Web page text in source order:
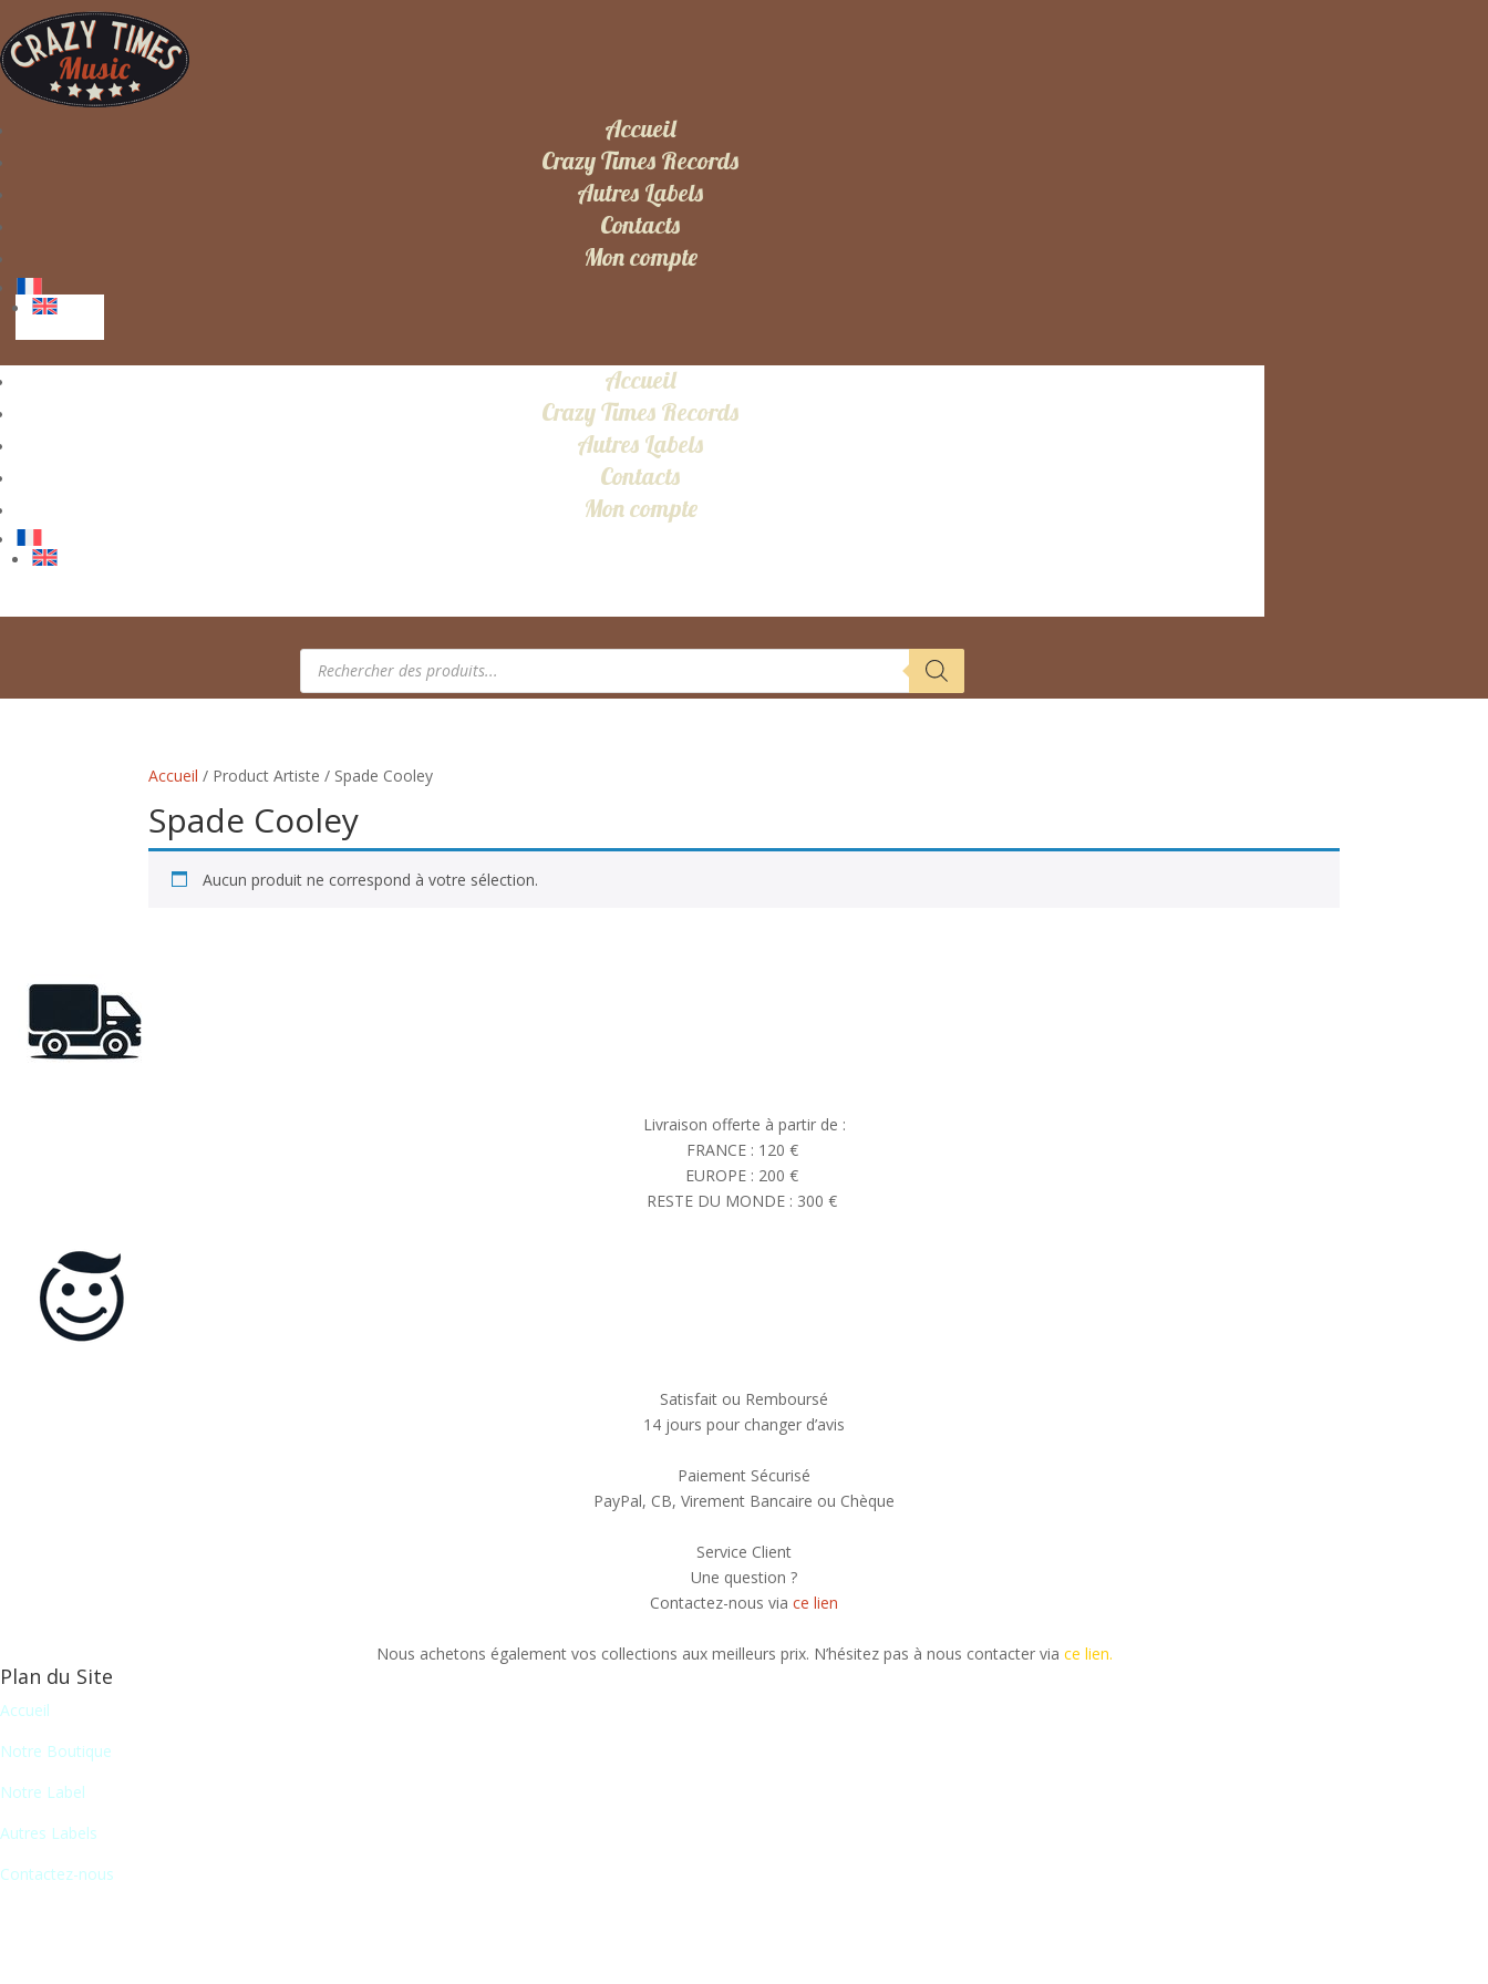
Accueil
Crazy Times Records
Autres Labels
Contacts
Mon compte
Accueil
Crazy Times Records
Autres Labels
Contacts
Mon compte
Recherche
Accueil / Product Artiste / Spade Cooley
Spade Cooley
Aucun produit ne correspond à votre sélection.
Livraison offerte à partir de :
FRANCE : 120 €
EUROPE : 200 €
RESTE DU MONDE : 300 €
Satisfait ou Remboursé
14 jours pour changer d’avis
Paiement Sécurisé
PayPal, CB, Virement Bancaire ou Chèque
Service Client
Une question ?
Contactez-nous via ce lien
Nous achetons également vos collections aux meilleurs prix. N’hésitez pas à nous contacter via ce lien.
Plan du Site
Accueil
Notre Boutique
Notre Label
Autres Labels
Contactez-nous